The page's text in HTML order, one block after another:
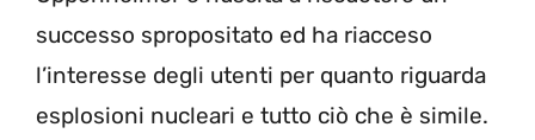
successo spropositato ed ha riacceso
l’interesse degli utenti per quanto riguarda
esplosioni nucleari e tutto ciò che è simile.